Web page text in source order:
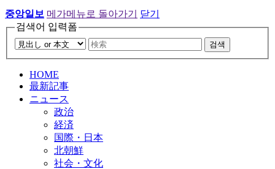
중앙일보 메가메뉴로 돌아가기
닫기
검색어 입력폼
검색
HOME
最新記事
ニュース
政治
経済
国際・日本
北朝鮮
社会・文化